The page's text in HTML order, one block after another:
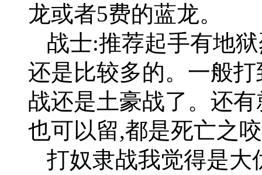
龙或者5费的蓝龙。
战士:推荐起手有地
还是比较多的。一般
战还是土豪战了。还
也可以留,都是死亡之
打奴隶战我觉得是大